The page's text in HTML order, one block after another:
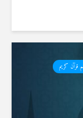
قرآن کریم